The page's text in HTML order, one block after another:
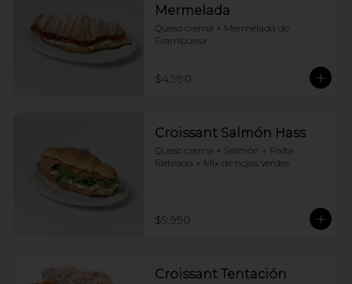
Mermelada
Queso crema + Mermelada de
Frambuesa
$4.990
Croissant Salmón Hass
Queso crema + Salmón + Palta
fileteada + Mix de hojas verdes
$9.990
Croissant Tentación